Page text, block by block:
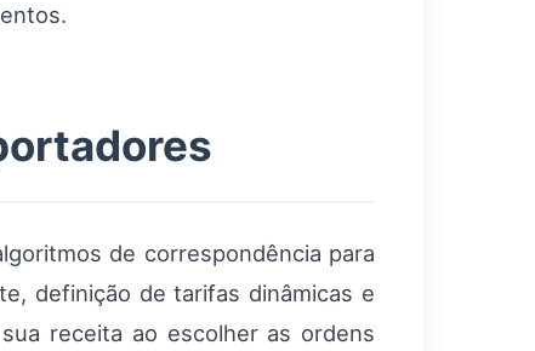
de correspondência para
definição de tarifas dinâmicas e
receita ao escolher as ordens